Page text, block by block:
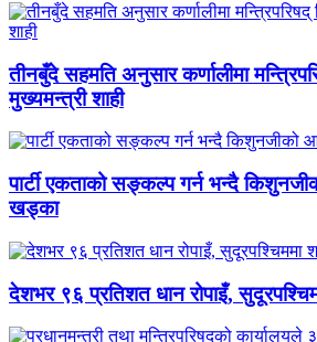
तीनबुँदे सहमति अनुसार कर्णालीमा
मुख्यमन्त्री शाही
पार्टी एकताको सङ्कल्प गर्न भन्दै
खड्का
देशभर ९६ प्रतिशत धान रोपाइँ,